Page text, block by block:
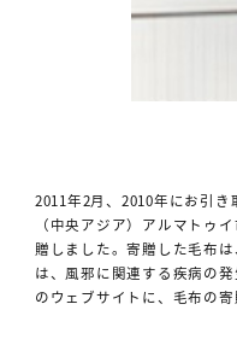
2011年2月、2010年にお引
（中央アジア）アルマトゥ
贈しました。寄贈した毛布
は、風邪に関連する疾病の
のウェブサイトに、毛布の